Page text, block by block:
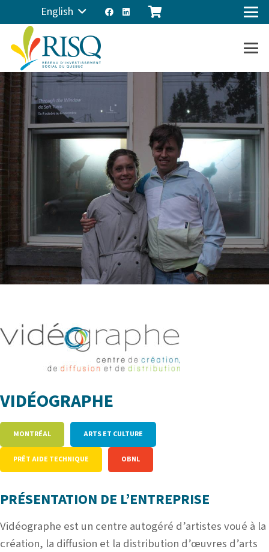
English
VIDÉOGRAPHE
MONTRÉAL ARTS ET CULTURE
PRÊT AIDE TECHNIQUE OBNL
PRÉSENTATION DE L’ENTREPRISE
Vidéographe est un centre autogéré d’artistes voué à la
création, la diffusion et la distribution d’œuvres d’arts